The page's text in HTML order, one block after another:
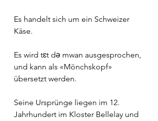
Es handelt sich um ein Schweizer
Käse.
Es wird tɛt də mwan ausgesprochen,
und kann als «Mönchskopf»
übersetzt werden.
Seine Ursprünge liegen im 12.
Jahrhundert im Kloster Bellelay und